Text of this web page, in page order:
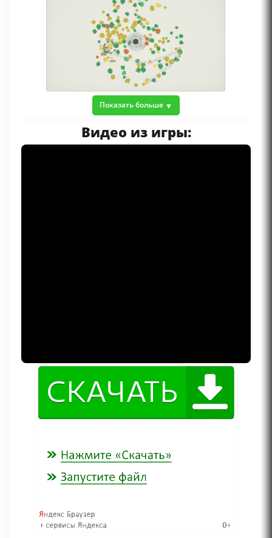
Показать больше
Видео из игры: